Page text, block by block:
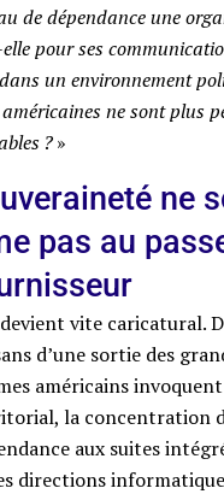
de dépendance une
pour ses
un environnement
ne sont plus
?»
ne
pas au
vite caricatural.
d’une sortie des
américains
la concentration
aux suites
directions